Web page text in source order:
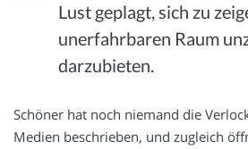
Lust geplagt, sich zu
unerfahrbaren Raum
darzubieten.
Schöner hat noch niemand die
Medien beschrieben, und zugleich